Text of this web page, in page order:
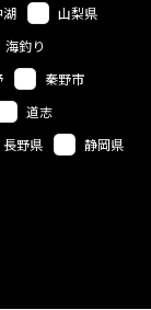
湖
山梨県
海釣り
秦野市
道志
長野県 静岡県